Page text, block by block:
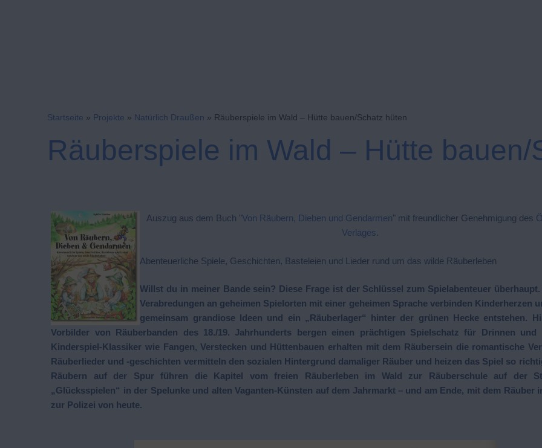
Startseite » Projekte » Natürlich Draußen » Räuberspiele im Wald – Hütte bauen/Schatz hüten
Räuberspiele im Wald – Hütte bauen/
Auszug aus dem Buch "Von Räubern, Dieben und Gendarmen" mit freundlicher Genehmigung des
Verlages.
Abenteuerliche Spiele, Geschichten, Basteleien und Lieder rund um das wilde Räuberleben
Willst du in meiner Bande sein? Diese Frage ist der Schlüssel zum Spielabenteuer überhaupt.
Verabredungen an geheimen Spielorten mit einer geheimen Sprache verbinden Kinderherzen
gemeinsam grandiose Ideen und ein „Räuberlager“ hinter der grünen Hecke entstehen.
Vorbilder von Räuberbanden des 18./19. Jahrhunderts bergen einen prächtigen Spielschatz für Drinnen und
Kinderspiel-Klassiker wie Fangen, Verstecken und Hüttenbauen erhalten mit dem Räubersein die romantische
Räuberlieder und -geschichten vermitteln den sozialen Hintergrund damaliger Räuber und heizen das Spiel so
Räubern auf der Spur führen die Kapitel vom freien Räuberleben im Wald zur Räuberschule auf der
„Glücksspielen“ in der Spelunke und alten Vaganten-Künsten auf dem Jahrmarkt – und am Ende, mit dem Räuber
zur Polizei von heute.